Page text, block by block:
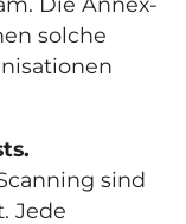
solche
sind
Jede